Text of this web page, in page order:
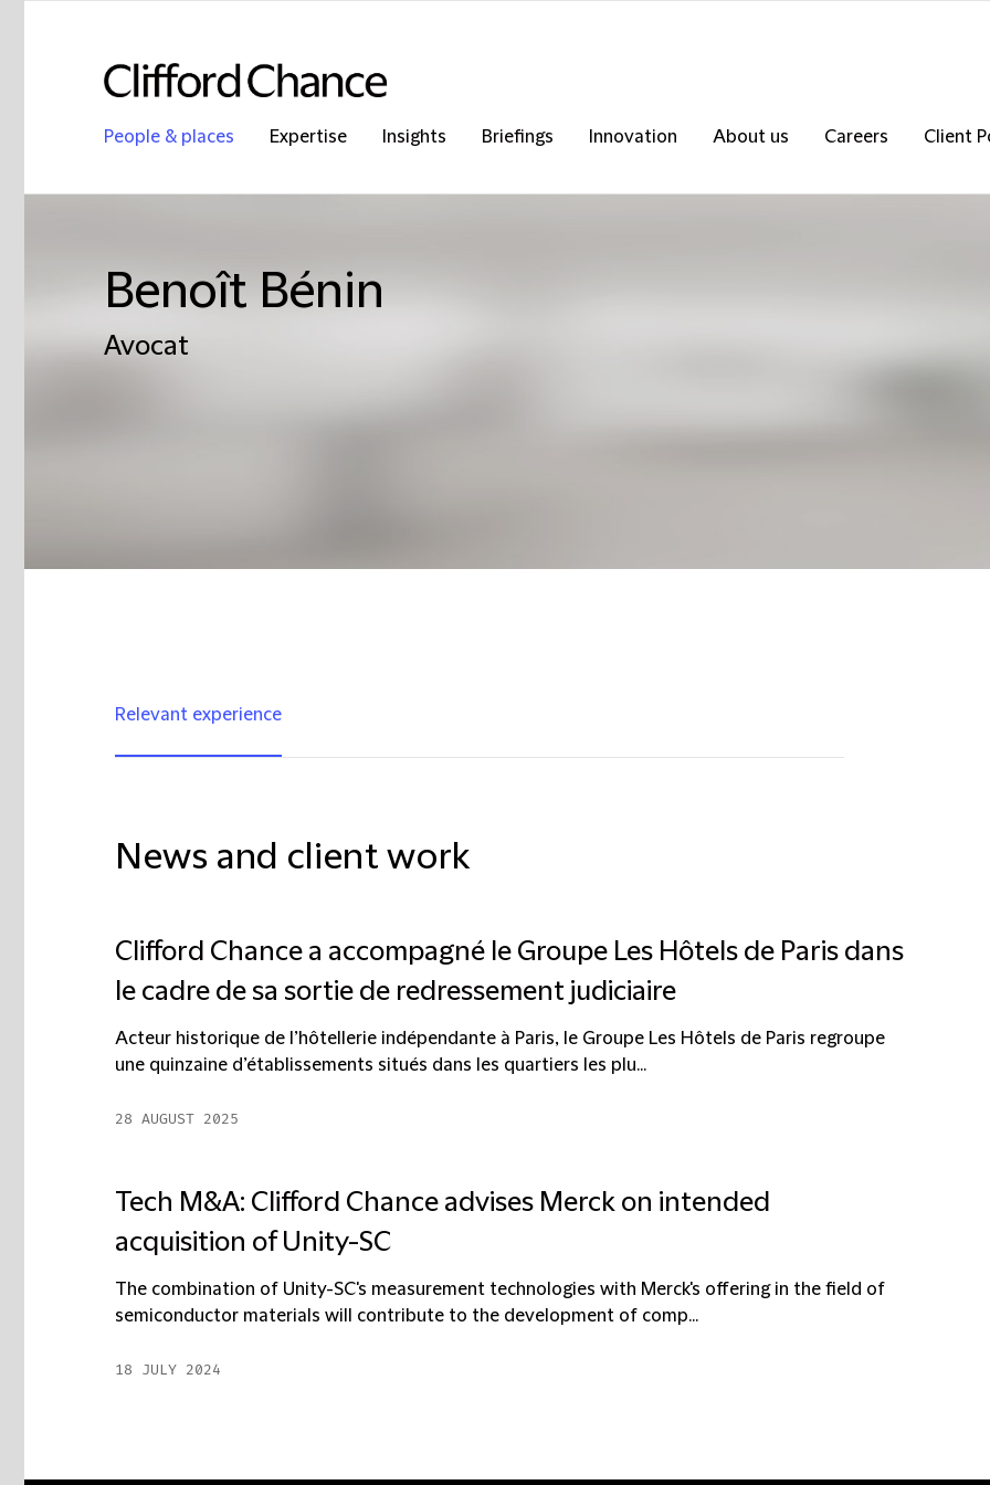
People & places Expertise Insights Briefings Innovation About us Careers Client
Benoît Bénin
Avocat
Relevant experience
News and client work
Clifford Chance a accompagné le Groupe Les Hôtels de Paris dans
le cadre de sa sortie de redressement judiciaire
Acteur historique de l’hôtellerie indépendante à Paris, le Groupe Les Hôtels de Paris regroupe
une quinzaine d’établissements situés dans les quartiers les plu...
28 AUGUST 2025
Tech M&A: Clifford Chance advises Merck on intended
acquisition of Unity-SC
The combination of Unity-SC's measurement technologies with Merck's offering in the field of
semiconductor materials will contribute to the development of comp...
18 JULY 2024